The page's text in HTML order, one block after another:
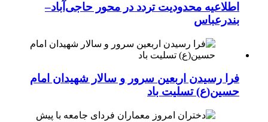
اطلاعیه محدودیت تردد در محور حاجی‌آباد–
بندرعباس
فرا رسیدن اربعین سرور و سالار شهیدان امام
حسین(ع) تسلیت باد